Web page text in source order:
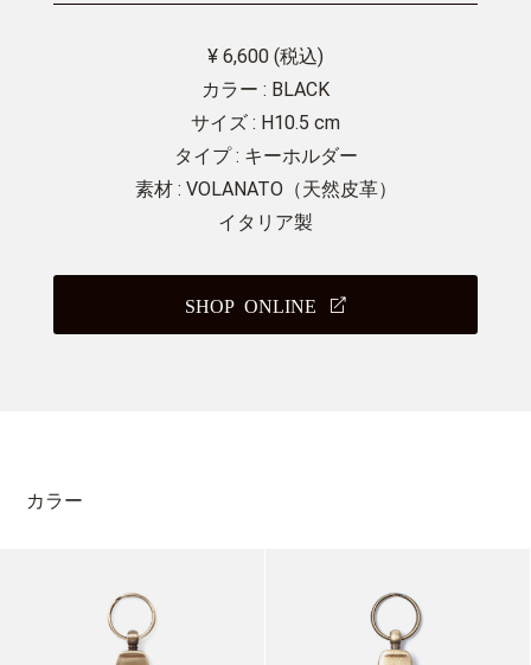
¥ 6,600 (税込)
カラー : BLACK
サイズ : H10.5 cm
タイプ : キーホルダー
素材 : VOLANATO（天然皮革）
イタリア製
SHOP ONLINE
カラー